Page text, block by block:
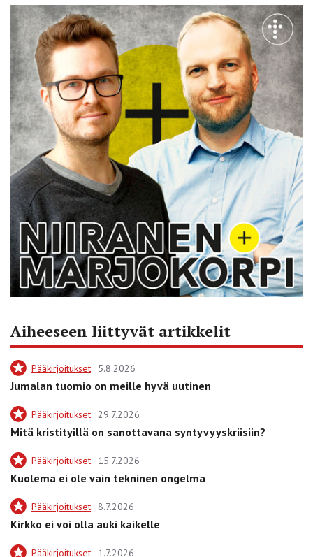
Aiheeseen liittyvät artikkelit
Pääkirjoitukset 5.8.2026
Jumalan tuomio on meille hyvä uutinen
Pääkirjoitukset 29.7.2026
Mitä kristityillä on sanottavana syntyvyyskriisiin?
Pääkirjoitukset 15.7.2026
Kuolema ei ole vain tekninen ongelma
Pääkirjoitukset 8.7.2026
Kirkko ei voi olla auki kaikelle
Pääkirjoitukset 1.7.2026